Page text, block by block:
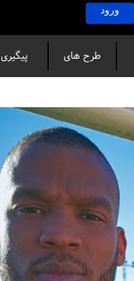
ورود
طرح های
پیگیری